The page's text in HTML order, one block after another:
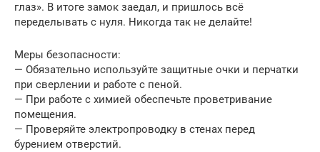
глаз». В итоге замок заедал, и пришлось всё
переделывать с нуля. Никогда так не делайте!
Меры безопасности:
— Обязательно используйте защитные очки и перчатки
при сверлении и работе с пеной.
— При работе с химией обеспечьте проветривание
помещения.
— Проверяйте электропроводку в стенах перед
бурением отверстий.